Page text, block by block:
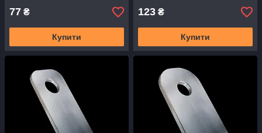
77 ₴
Купити
123 ₴
Купити